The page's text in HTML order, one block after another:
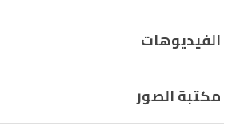
الفيديوهات
مكتبة الصور